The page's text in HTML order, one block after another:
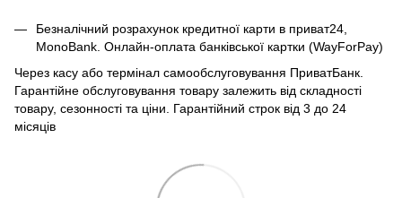
Безналічний розрахунок кредитної карти в приват24,
MonoBank. Онлайн-оплата банківської картки (WayForPay)
Через касу або термінал самообслуговування ПриватБанк.
Гарантійне обслуговування товару залежить від складності
товару, сезонності та ціни. Гарантійний строк від 3 до 24
місяців